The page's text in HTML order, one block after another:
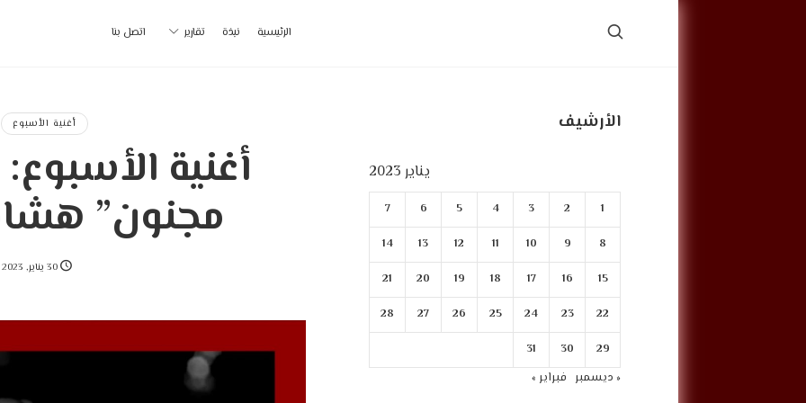
الرئيسية نبذة تقارير اتصل بنا
| أغنية الأسبوع
أغنية
مجنون”
30 يناير, 2023
الأرشيف
يناير 2023
1
2
3
4
5
6
7
8
9
10
11
12
13
14
15
16
17
18
19
20
21
22
23
24
25
26
27
28
29
30
31
« ديسمبر فبراير »